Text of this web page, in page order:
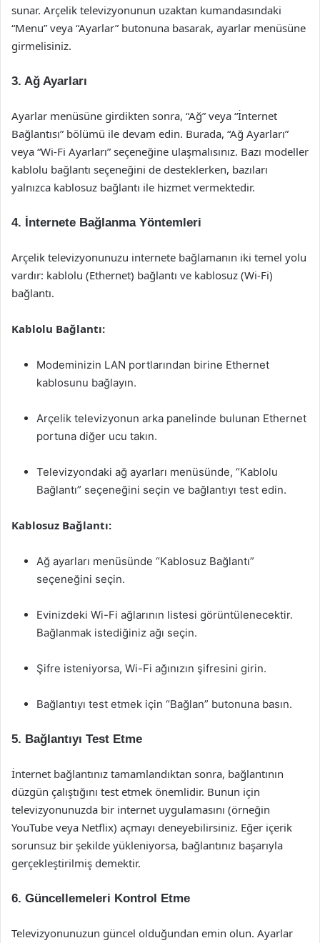
sunar. Arçelik televizyonunun uzaktan kumandasındaki
“Menu” veya “Ayarlar” butonuna basarak, ayarlar menüsüne
girmelisiniz.
3. Ağ Ayarları
Ayarlar menüsüne girdikten sonra, “Ağ” veya “İnternet
Bağlantısı” bölümü ile devam edin. Burada, “Ağ Ayarları”
veya “Wi-Fi Ayarları” seçeneğine ulaşmalısınız. Bazı modeller
kablolu bağlantı seçeneğini de desteklerken, bazıları
yalnızca kablosuz bağlantı ile hizmet vermektedir.
4. İnternete Bağlanma Yöntemleri
Arçelik televizyonunuzu internete bağlamanın iki temel yolu
vardır: kablolu (Ethernet) bağlantı ve kablosuz (Wi-Fi)
bağlantı.
Kablolu Bağlantı:
Modeminizin LAN portlarından birine Ethernet
kablosunu bağlayın.
Arçelik televizyonun arka panelinde bulunan Ethernet
portuna diğer ucu takın.
Televizyondaki ağ ayarları menüsünde, “Kablolu
Bağlantı” seçeneğini seçin ve bağlantıyı test edin.
Kablosuz Bağlantı:
Ağ ayarları menüsünde “Kablosuz Bağlantı”
seçeneğini seçin.
Evinizdeki Wi-Fi ağlarının listesi görüntülenecektir.
Bağlanmak istediğiniz ağı seçin.
Şifre isteniyorsa, Wi-Fi ağınızın şifresini girin.
Bağlantıyı test etmek için “Bağlan” butonuna basın.
5. Bağlantıyı Test Etme
İnternet bağlantınız tamamlandıktan sonra, bağlantının
düzgün çalıştığını test etmek önemlidir. Bunun için
televizyonunuzda bir internet uygulamasını (örneğin
YouTube veya Netflix) açmayı deneyebilirsiniz. Eğer içerik
sorunsuz bir şekilde yükleniyorsa, bağlantınız başarıyla
gerçekleştirilmiş demektir.
6. Güncellemeleri Kontrol Etme
Televizyonunuzun güncel olduğundan emin olun. Ayarlar